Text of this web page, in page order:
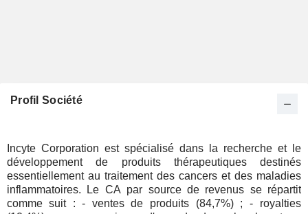
Profil Société
Incyte Corporation est spécialisé dans la recherche et le
développement de produits thérapeutiques destinés
essentiellement au traitement des cancers et des maladies
inflammatoires. Le CA par source de revenus se répartit
comme suit : - ventes de produits (84,7%) ; - royalties